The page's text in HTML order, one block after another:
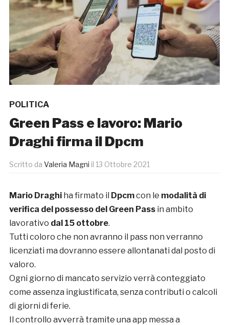
POLITICA
Green Pass e lavoro: Mario
Draghi firma il Dpcm
Scritto da Valeria Magni il 13 Ottobre 2021
Mario Draghiha firmato il Dpcmcon le modalità di
verifica del possesso del Green Pass in ambito
lavorativo dal 15 ottobre.
Tutti coloro che non avranno il pass non verranno
licenziati ma dovranno essere allontanati dal posto di
valoro.
Ogni giorno di mancato servizio verrà conteggiato
come assenza ingiustificata, senza contributi o calcoli
di giorni di ferie.
Il controllo avverrà tramite una app messa a